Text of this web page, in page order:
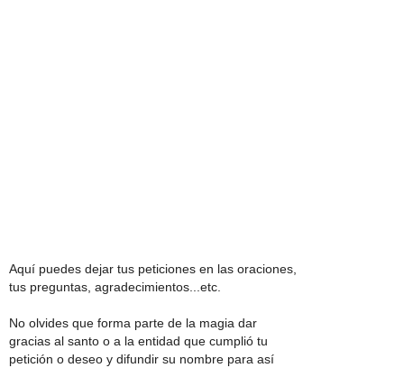
Aquí puedes dejar tus peticiones en las oraciones,
tus preguntas, agradecimientos...etc.
No olvides que forma parte de la magia dar
gracias al santo o a la entidad que cumplió tu
petición o deseo y difundir su nombre para así